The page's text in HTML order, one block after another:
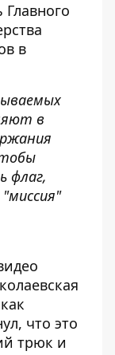
в
в
флаг,
что это
трюк и